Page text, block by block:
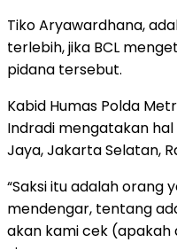
Tiko Aryawardhana,
terlebih, jika BCL
pidana tersebut.
Kabid Humas Polda
Indradi mengatakan
Jaya, Jakarta Selatan,
“Saksi itu adalah orang
mendengar, tentang
akan kami cek (apakah